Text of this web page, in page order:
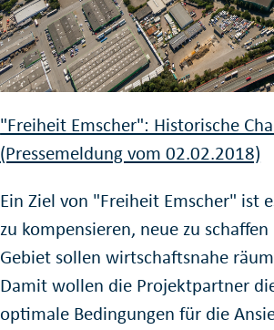
"Freiheit Emscher": Historische
(Pressemeldung vom 02.02.2018)
Ein Ziel von "Freiheit Emscher" ist
zu kompensieren, neue zu
Gebiet sollen wirtschaftsnahe
Damit wollen die Projektpartner
optimale Bedingungen für die